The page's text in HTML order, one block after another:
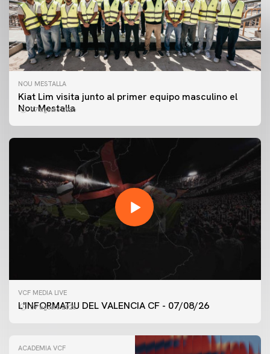
NOU MESTALLA
Kiat Lim visita junto al primer equipo masculino el
Nou Mestalla
07 agosto 2026
VCF MEDIA LIVE
L'INFORMATIU DEL VALENCIA CF - 07/08/26
07 agosto 2026
ACADEMIA VCF